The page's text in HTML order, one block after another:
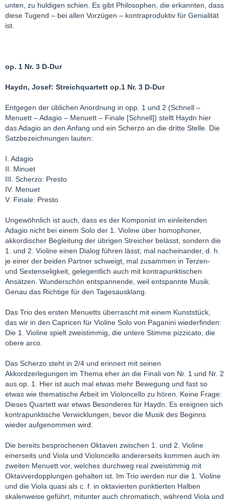
unten, zu huldigen schien. Es gibt Philosophen, die erkannten, dass
diese Tugend – bei allen Vorzügen – kontraproduktiv für Genialität
ist.
op. 1 Nr. 3 D-Dur
Haydn, Josef: Streichquartett op.1 Nr. 3 D-Dur
Entgegen der üblichen Anordnung in opp. 1 und 2 (Schnell –
Menuett – Adagio – Menuett – Finale [Schnell]) stellt Haydn hier
das Adagio an den Anfang und ein Scherzo an die dritte Stelle. Die
Satzbezeichnungen lauten:
I. Adagio
II. Minuet
III. Scherzo: Presto
IV. Menuet
V. Finale: Presto
Ungewöhnlich ist auch, dass es der Komponist im einleitenden
Adagio nicht bei einem Solo der 1. Violine über homophoner,
akkordischer Begleitung der übrigen Streicher belässt, sondern die
1. und 2. Violine einen Dialog führen lässt; mal nacheinander, d. h.
je einer der beiden Partner schweigt, mal zusammen in Terzen-
und Sextenseligkeit, gelegentlich auch mit kontrapunktischen
Ansätzen. Wunderschön entspannende, weil entspannte Musik.
Genau das Richtige für den Tagesausklang.
Das Trio des ersten Menuetts überrascht mit einem Kunststück,
das wir in den Capricen für Violine Solo von Paganini wiederfinden:
Die 1. Violine spielt zweistimmig, die untere Stimme pizzicato, die
obere arco.
Das Scherzo steht in 2/4 und erinnert mit seinen
Akkordzerlegungen im Thema eher an die Finali von Nr. 1 und Nr. 2
aus op. 1. Hier ist auch mal etwas mehr Bewegung und fast so
etwas wie thematische Arbeit im Violoncello zu hören. Keine Frage:
Dieses Quartett war etwas Besonderes für Haydn. Es ereignen sich
kontrapunktische Verwicklungen, bevor die Musik des Beginns
wieder aufgenommen wird.
Die bereits besprochenen Oktaven zwischen 1. und 2. Violine
einerseits und Viola und Violoncello andererseits kommen auch im
zweiten Menuett vor, welches durchweg real zweistimmig mit
Oktavverdopplungen gehalten ist. Im Trio werden nur die 1. Violine
und die Viola quasi als c. f. in oktavierten punktierten Halben
skalenweise geführt, mitunter auch chromatisch, während Viola und